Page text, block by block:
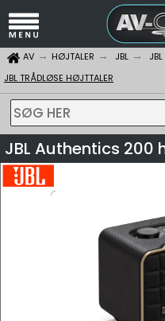
AV HØJTALER JBL
JBL TRÅDLØSE HØJTTALER
SØG HER
JBL Authentics 200